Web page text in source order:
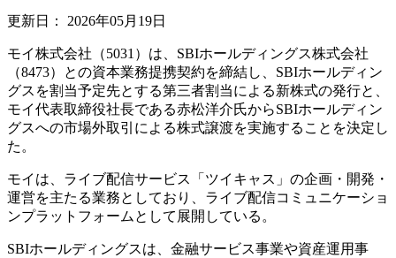
更新日： 2026年05月19日
モイ株式会社（5031）は、SBIホールディングス株式会社
（8473）との資本業務提携契約を締結し、SBIホールディン
グスを割当予定先とする第三者割当による新株式の発行と、
モイ代表取締役社長である赤松洋介氏からSBIホールディン
グスへの市場外取引による株式譲渡を実施することを決定し
た。
モイは、ライブ配信サービス「ツイキャス」の企画・開発・
運営を主たる業務としており、ライブ配信コミュニケーショ
ンプラットフォームとして展開している。
SBIホールディングスは、金融サービス事業や資産運用事